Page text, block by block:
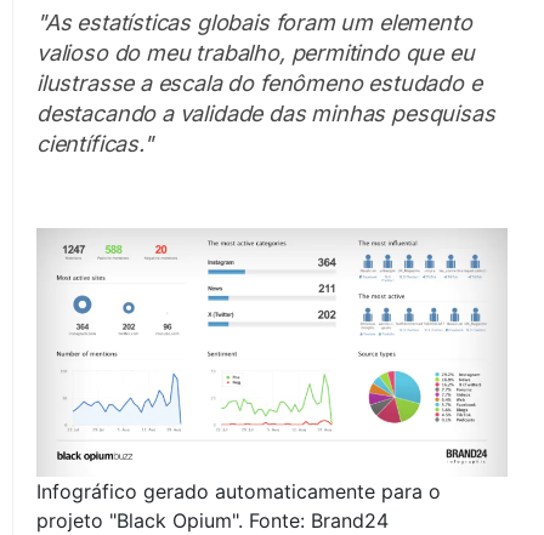
"As estatísticas globais foram um elemento
valioso do meu trabalho, permitindo que eu
ilustrasse a escala do fenômeno estudado e
destacando a validade das minhas pesquisas
científicas."
Infográfico gerado automaticamente para o
projeto "Black Opium". Fonte: Brand24